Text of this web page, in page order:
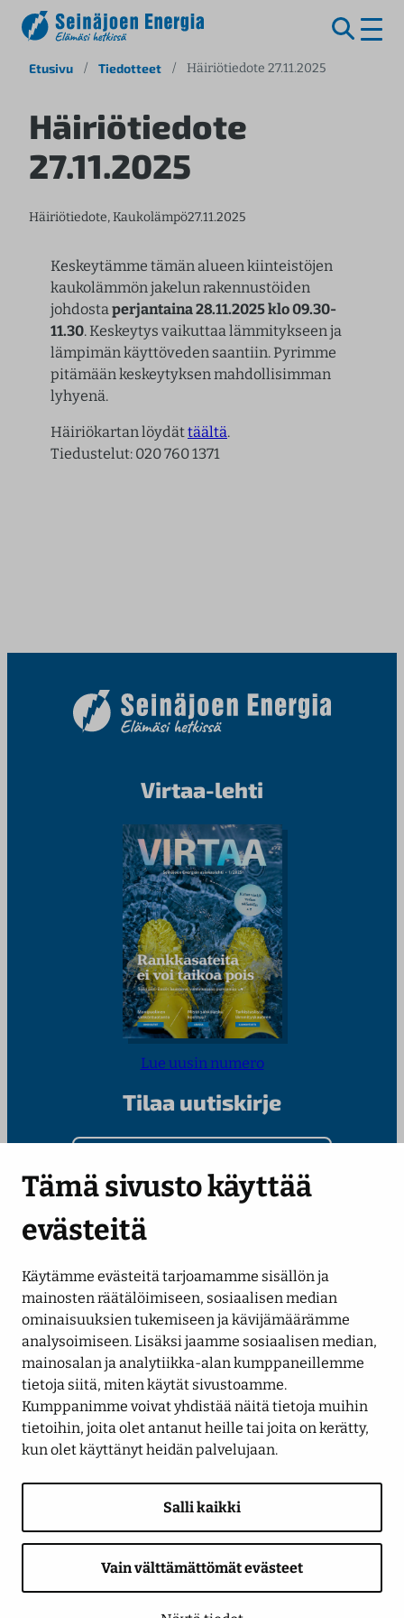
Tämä sivusto käyttää
evästeitä
Käytämme evästeitä tarjoamamme sisällön ja
mainosten räätälöimiseen, sosiaalisen median
ominaisuuksien tukemiseen ja kävijämäärämme
analysoimiseen. Lisäksi jaamme sosiaalisen median,
mainosalan ja analytiikka-alan kumppaneillemme
tietoja siitä, miten käytät sivustoamme.
Kumppanimme voivat yhdistää näitä tietoja muihin
tietoihin, joita olet antanut heille tai joita on kerätty,
kun olet käyttänyt heidän palvelujaan.
Salli kaikki
Vain välttämättömät evästeet
Etusivu / Tiedotteet / Häiriötiedote 27.11.2025
Häiriötiedote
27.11.2025
Häiriötiedote, Kaukolämpö27.11.2025
Keskeytämme tämän alueen kiinteistöjen
kaukolämmön jakelun rakennustöiden
johdostaperjantaina 28.11.2025 klo 09.30-
11.30. Keskeytys vaikuttaa lämmitykseen ja
lämpimän käyttöveden saantiin. Pyrimme
pitämään keskeytyksen mahdollisimman
lyhyenä.
Häiriökartan löydättäältä.
Tiedustelut: 020 760 1371
Virtaa-lehti
Lue uusin numero
Tilaa uutiskirje
Kirjoita sähköpostiosoitteesi
Seuraa meitä
LinkedIn Facebook InstagramYouTube
SaavutettavuusselosteTietosuojaseloste
Näytä evästeasetukseniAnna palautettaIlmoituskanava